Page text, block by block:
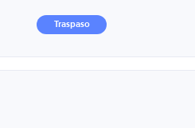
Traspaso